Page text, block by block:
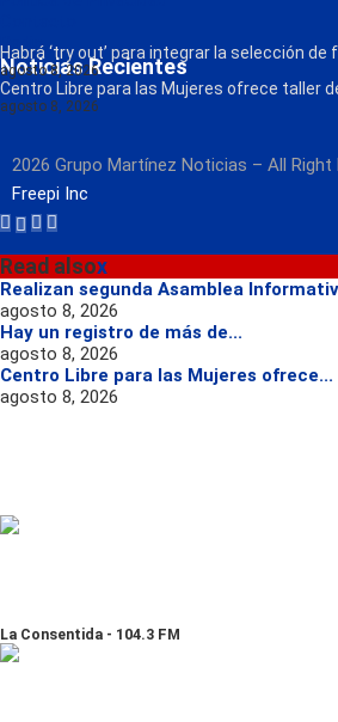
Radio
Noticias Recientes
Habrá ‘try out’ para integrar la selección
agosto 8, 2026
Centro Libre para las Mujeres ofrece taller
agosto 8, 2026
2026 Grupo Martínez Noticias – All Right
Freepi Inc
Read alsox
Realizan segunda Asamblea
agosto 8, 2026
Hay un registro de más de...
agosto 8, 2026
Centro Libre para las Mujeres ofrece...
agosto 8, 2026
La Consentida - 104.3 FM